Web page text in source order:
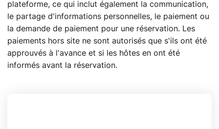
plateforme, ce qui inclut également la communication,
le partage d'informations personnelles, le paiement ou
la demande de paiement pour une réservation. Les
paiements hors site ne sont autorisés que s'ils ont été
approuvés à l'avance et si les hôtes en ont été
informés avant la réservation.